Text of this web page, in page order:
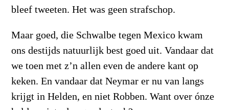
bleef tweeten. Het was geen strafschop.
Maar goed, die Schwalbe tegen Mexico kwam
ons destijds natuurlijk best goed uit. Vandaar dat
we toen met z’n allen even de andere kant op
keken. En vandaar dat Neymar er nu van langs
krijgt in Helden, en niet Robben. Want over ónze